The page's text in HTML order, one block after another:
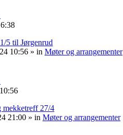
5 til Jørgenrud
10:56 » in Møter og arrangementer
27/4
21:00 » in Møter og arrangementer